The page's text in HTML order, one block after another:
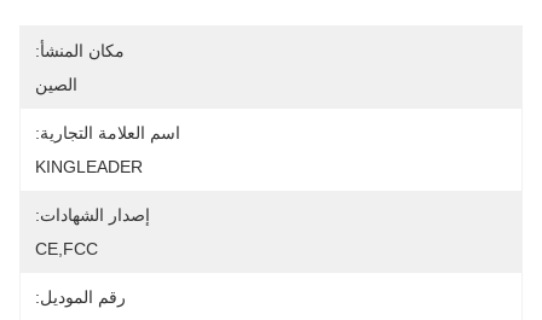
مكان المنشأ:
الصين
اسم العلامة التجارية:
KINGLEADER
إصدار الشهادات:
CE,FCC
رقم الموديل: